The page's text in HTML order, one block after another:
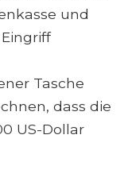
und
Tasche
dass die
US-Dollar